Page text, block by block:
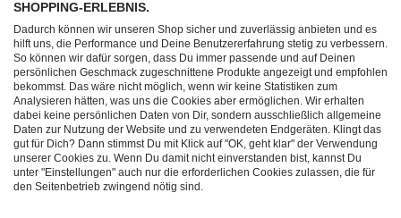
Du hast Fragen?
Unsere Socials
SHOPPING-ERLEBNIS.
Dadurch können wir unseren Shop sicher und zuverlässig anbieten und es
hilft uns, die Performance und Deine Benutzererfahrung stetig zu verbessern.
So können wir dafür sorgen, dass Du immer passende und auf Deinen
persönlichen Geschmack zugeschnittene Produkte angezeigt und empfohlen
bekommst. Das wäre nicht möglich, wenn wir keine Statistiken zum
Analysieren hätten, was uns die Cookies aber ermöglichen. Wir erhalten
dabei keine persönlichen Daten von Dir, sondern ausschließlich allgemeine
Daten zur Nutzung der Website und zu verwendeten Endgeräten. Klingt das
gut für Dich? Dann stimmst Du mit Klick auf "OK, geht klar" der Verwendung
unserer Cookies zu. Wenn Du damit nicht einverstanden bist, kannst Du
unter "Einstellungen" auch nur die erforderlichen Cookies zulassen, die für
den Seitenbetrieb zwingend nötig sind.